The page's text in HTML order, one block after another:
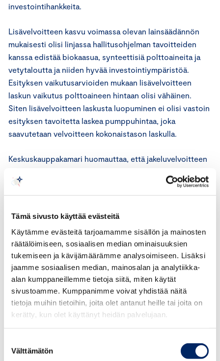
Tämä sivusto käyttää evästeitä
Käytämme evästeitä tarjoamamme sisällön ja mainosten
räätälöimiseen, sosiaalisen median ominaisuuksien
tukemiseen ja kävijämäärämme analysoimiseen. Lisäksi
jaamme sosiaalisen median, mainosalan ja analytiikka-
alan kumppaneillemme tietoja siitä, miten käytät
sivustoamme. Kumppanimme voivat yhdistää näitä
tietoja muihin tietoihin, joita olet antanut heille tai joita on
kerätty, kun olet käyttänyt heidän palvelujaan.
valinta
Välttämätön
investointihankkeita.
Lisävelvoitteen kasvu voimassa olevan lainsäädännön
mukaisesti olisi linjassa hallitusohjelman tavoitteiden
kanssa edistää biokaasua, synteettisiä polttoaineita ja
vetytaloutta ja niiden hyvää investointiympäristöä.
Esityksen vaikutusarvioiden mukaan lisävelvoitteen
laskun vaikutus polttoaineen hintaan olisi vähäinen.
Siten lisävelvoitteen laskusta luopuminen ei olisi vastoin
esityksen tavoitetta laskea pumppuhintaa, joka
saavutetaan velvoitteen kokonaistason laskulla.
Keskuskauppakamari huomauttaa, että jakeluvelvoitteen
hintojen nousun vuoksi tehty kahden vuoden pudotus
jakeluvelvoitteen tasoon. Tätä vastaavasti kompensoitiin
vuodesta 2024 lähtien menetettyjen päästövähennysten
korvaamiseksi. Ilmastovuosikertomuksen mukaan
liikennesuoritteen laskun vuoksi Suomi kuitenkin alitti
taakanjakosektorin päästövähennysvelvoitteen vuonna
2022, vaikka velvoitetaso oli alempi. Vuodelle 2024
säädetty jyrkkä nousu ei siten olisi ollut tarpeen, mutta
loi liikennesektorille huolta voimakkaasta hintojen
noususta ja paineen nyt käsittelyssä olevaan
merkitystä. Velvoitetason voimakkaita laskuja ja nousuja